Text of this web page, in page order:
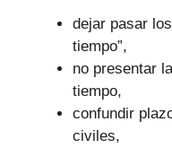
dejar pasar
tiempo”,
no presentar
tiempo,
confundir
civiles,